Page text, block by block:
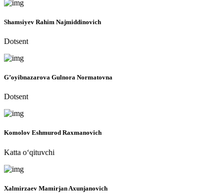
Shamsiyev Rahim Najmiddinovich
Dotsent
G’oyibnazarova Gulnora Normatovna
Dotsent
Komolov Eshmurod Raxmanovich
Katta o‘qituvchi
Xalmirzaev Mamirjan Axunjanovich